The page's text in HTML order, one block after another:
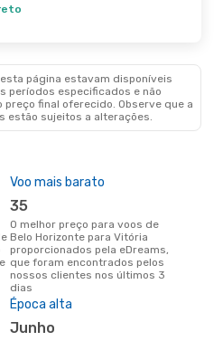
página estavam disponíveis
períodos especificados e não
final oferecido. Observe que a
estão sujeitos a alterações.
Voo mais barato
35
O melhor preço para voos de
Belo Horizonte para Vitória
proporcionados pela eDreams,
que foram encontrados pelos
nossos clientes nos últimos 3
dias
Época alta
junho